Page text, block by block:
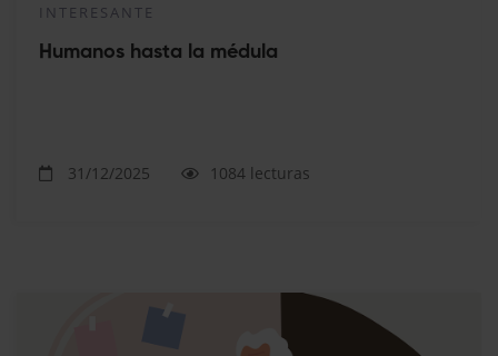
INTERESANTE
Humanos hasta la médula
31/12/2025 1084 lecturas